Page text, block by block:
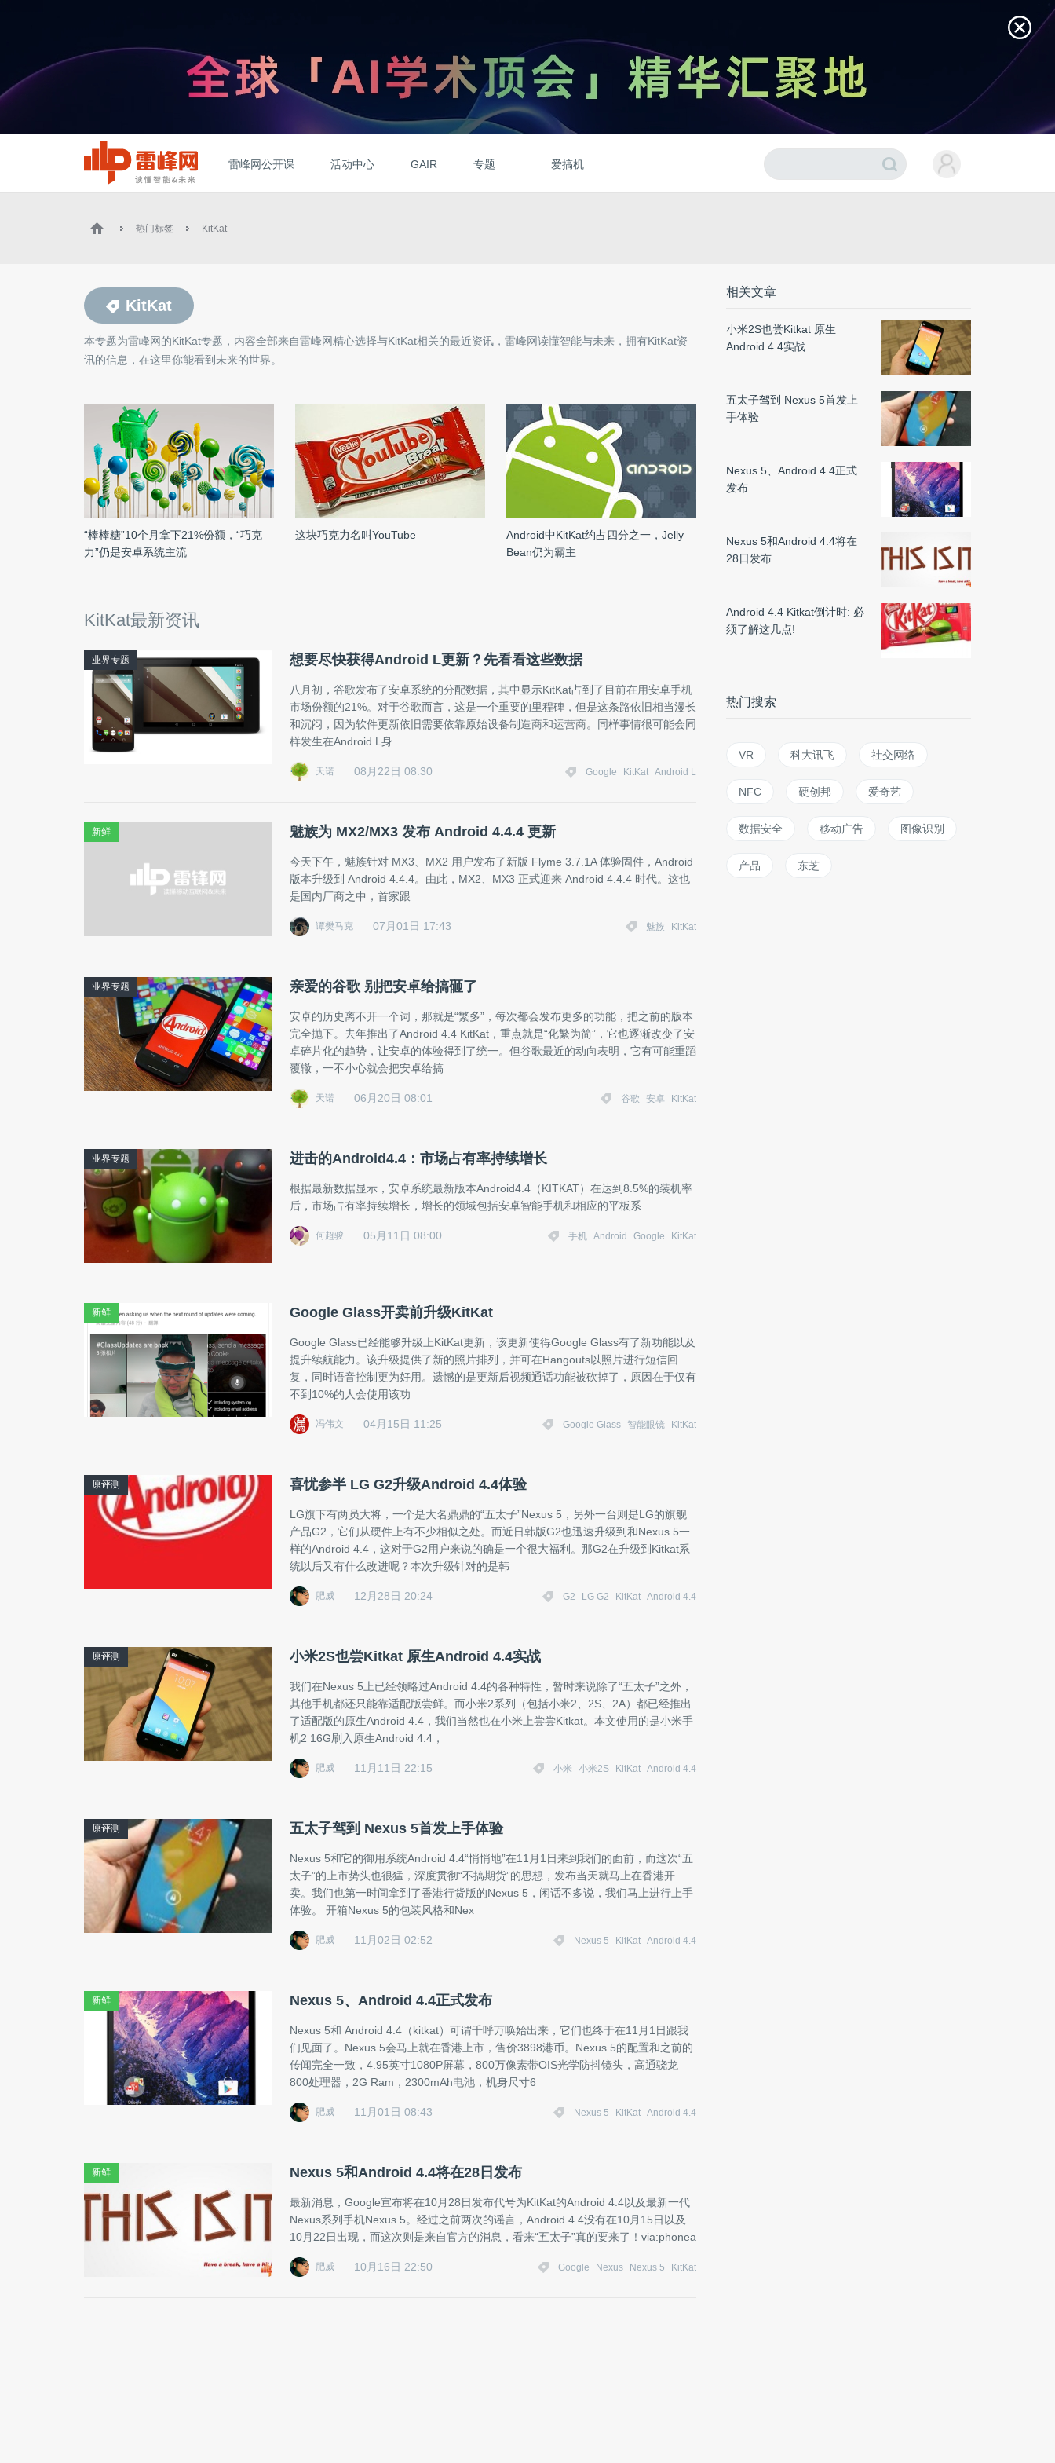
雷峰网公开课 活动中心 GAIR 专题 爱搞机
热门标签 KitKat
KitKat
本专题为雷峰网的KitKat专题，内容全部来自雷峰网精心选择与KitKat相关的最近资讯，雷峰网读懂智能与未来，拥有KitKat资
讯的信息，在这里你能看到未来的世界。
“棒棒糖”10个月拿下21%份额，“巧克
力”仍是安卓系统主流
这块巧克力名叫YouTube
Android中KitKat约占四分之一，Jelly
Bean仍为霸主
KitKat最新资讯
业界专题 想要尽快获得Android L更新？先看看这些数据
八月初，谷歌发布了安卓系统的分配数据，其中显示KitKat占到了目前在用安卓手机
市场份额的21%。对于谷歌而言，这是一个重要的里程碑，但是这条路依旧相当漫长
和沉闷，因为软件更新依旧需要依靠原始设备制造商和运营商。同样事情很可能会同
样发生在Android L身
天诺 08月22日 08:30 Google KitKat Android L
新鲜 魅族为 MX2/MX3 发布 Android 4.4.4 更新
今天下午，魅族针对 MX3、MX2 用户发布了新版 Flyme 3.7.1A 体验固件，Android
版本升级到 Android 4.4.4。由此，MX2、MX3 正式迎来 Android 4.4.4 时代。这也
是国内厂商之中，首家跟
谭樊马克 07月01日 17:43 魅族 KitKat
业界专题 亲爱的谷歌 别把安卓给搞砸了
安卓的历史离不开一个词，那就是“繁多”，每次都会发布更多的功能，把之前的版本
完全抛下。去年推出了Android 4.4 KitKat，重点就是“化繁为简”，它也逐渐改变了安
卓碎片化的趋势，让安卓的体验得到了统一。但谷歌最近的动向表明，它有可能重蹈
覆辙，一不小心就会把安卓给搞
天诺 06月20日 08:01 谷歌 安卓 KitKat
业界专题 进击的Android4.4：市场占有率持续增长
根据最新数据显示，安卓系统最新版本Android4.4（KITKAT）在达到8.5%的装机率
后，市场占有率持续增长，增长的领域包括安卓智能手机和相应的平板系
何超骏 05月11日 08:00 手机 Android Google KitKat
新鲜 Google Glass开卖前升级KitKat
Google Glass已经能够升级上KitKat更新，该更新使得Google Glass有了新功能以及
提升续航能力。该升级提供了新的照片排列，并可在Hangouts以照片进行短信回
复，同时语音控制更为好用。遗憾的是更新后视频通话功能被砍掉了，原因在于仅有
不到10%的人会使用该功
冯伟文 04月15日 11:25 Google Glass 智能眼镜 KitKat
原评测 喜忧参半 LG G2升级Android 4.4体验
LG旗下有两员大将，一个是大名鼎鼎的“五太子”Nexus 5，另外一台则是LG的旗舰
产品G2，它们从硬件上有不少相似之处。而近日韩版G2也迅速升级到和Nexus 5一
样的Android 4.4，这对于G2用户来说的确是一个很大福利。那G2在升级到Kitkat系
统以后又有什么改进呢？本次升级针对的是韩
肥威 12月28日 20:24 G2 LG G2 KitKat Android 4.4
原评测 小米2S也尝Kitkat 原生Android 4.4实战
我们在Nexus 5上已经领略过Android 4.4的各种特性，暂时来说除了“五太子”之外，
其他手机都还只能靠适配版尝鲜。而小米2系列（包括小米2、2S、2A）都已经推出
了适配版的原生Android 4.4，我们当然也在小米上尝尝Kitkat。本文使用的是小米手
机2 16G刷入原生Android 4.4，
肥威 11月11日 22:15 小米 小米2S KitKat Android 4.4
原评测 五太子驾到 Nexus 5首发上手体验
Nexus 5和它的御用系统Android 4.4“悄悄地”在11月1日来到我们的面前，而这次“五
太子”的上市势头也很猛，深度贯彻“不搞期货”的思想，发布当天就马上在香港开
卖。我们也第一时间拿到了香港行货版的Nexus 5，闲话不多说，我们马上进行上手
体验。 开箱Nexus 5的包装风格和Nex
肥威 11月02日 02:52 Nexus 5 KitKat Android 4.4
新鲜 Nexus 5、Android 4.4正式发布
Nexus 5和 Android 4.4（kitkat）可谓千呼万唤始出来，它们也终于在11月1日跟我
们见面了。Nexus 5会马上就在香港上市，售价3898港币。Nexus 5的配置和之前的
传闻完全一致，4.95英寸1080P屏幕，800万像素带OIS光学防抖镜头，高通骁龙
800处理器，2G Ram，2300mAh电池，机身尺寸6
肥威 11月01日 08:43 Nexus 5 KitKat Android 4.4
新鲜 Nexus 5和Android 4.4将在28日发布
最新消息，Google宣布将在10月28日发布代号为KitKat的Android 4.4以及最新一代
Nexus系列手机Nexus 5。经过之前两次的谣言，Android 4.4没有在10月15日以及
10月22日出现，而这次则是来自官方的消息，看来“五太子”真的要来了！via:phonea
肥威 10月16日 22:50 Google Nexus Nexus 5 KitKat
相关文章
小米2S也尝Kitkat 原生
Android 4.4实战
五太子驾到 Nexus 5首发上
手体验
Nexus 5、Android 4.4正式
发布
Nexus 5和Android 4.4将在
28日发布
Android 4.4 Kitkat倒计时: 必
须了解这几点!
热门搜索
VR 科大讯飞 社交网络
NFC 硬创邦 爱奇艺
数据安全 移动广告 图像识别
产品 东芝